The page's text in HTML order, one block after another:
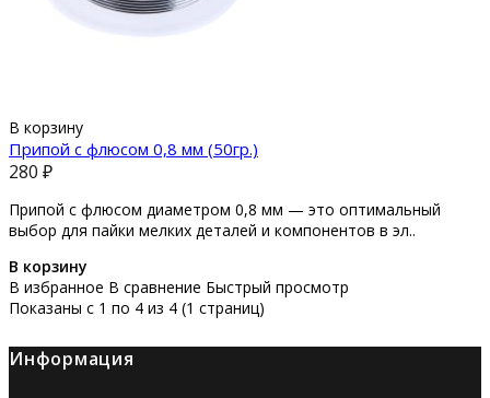
В корзину
Припой с флюсом 0,8 мм (50гр.)
280 ₽
Припой с флюсом диаметром 0,8 мм — это оптимальный
выбор для пайки мелких деталей и компонентов в эл..
В корзину
В избранное В сравнение Быстрый просмотр
Показаны с 1 по 4 из 4 (1 страниц)
Информация